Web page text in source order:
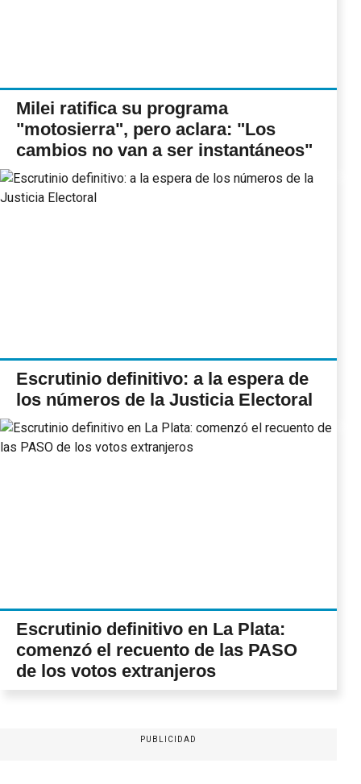
Milei ratifica su programa
"motosierra", pero aclara: "Los
cambios no van a ser instantáneos"
Escrutinio definitivo: a la espera de
los números de la Justicia Electoral
Escrutinio definitivo en La Plata:
comenzó el recuento de las PASO
de los votos extranjeros
PUBLICIDAD